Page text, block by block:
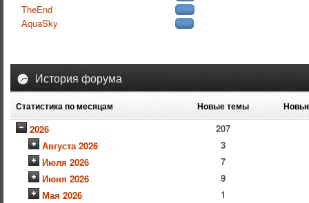
TheEnd
AquaSky
История форума
Статистика по месяцам Новые темы
2026
207
Августа 2026
3
Июля 2026
7
Июня 2026
9
Мая 2026
1